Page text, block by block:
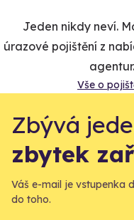
Jeden nikdy neví.
úrazové pojištění z
agentur.
Vše o
Zbývá
zbytek
Váš e-mail je vstupenka
do toho.